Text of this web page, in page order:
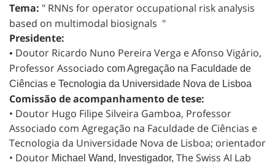
Tema: " RNNs for operator occupational risk analysis
based on multimodal biosignals "
Presidente:
• Doutor Ricardo Nuno Pereira Verga e Afonso Vigário,
Professor Associado com Agregação na Faculdade de
Ciências e Tecnologia da Universidade Nova de Lisboa
Comissão de acompanhamento de tese:
• Doutor Hugo Filipe Silveira Gamboa, Professor
Associado com Agregação na Faculdade de Ciências e
Tecnologia da Universidade Nova de Lisboa; orientador
• Doutor Michael Wand, Investigador, The Swiss AI Lab